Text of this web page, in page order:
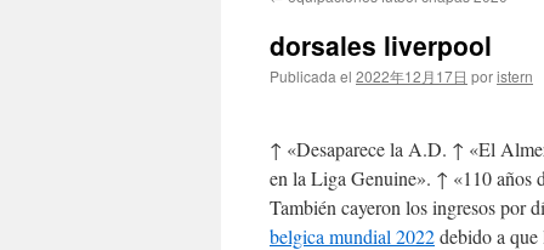
contenido
dorsales liverpool
Publicada el 2022年12月17日 poristern
↑ «Desaparece la A.D. ↑ «El
en la Liga Genuine». ↑ «110
También cayeron los ingresos por
belgica mundial 2022debido a